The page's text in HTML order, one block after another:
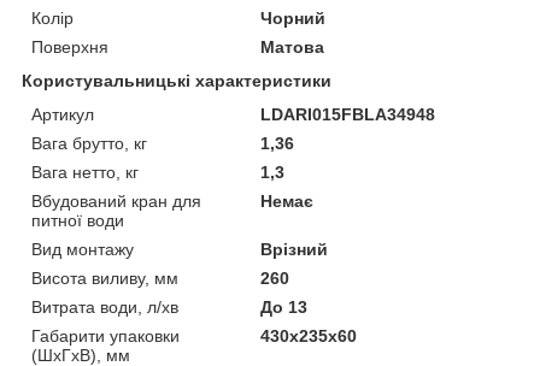
Колір
Чорний
Поверхня
Матова
Користувальницькі характеристики
Артикул
LDARI015FBLA34948
Вага брутто, кг
1,36
Вага нетто, кг
1,3
Вбудований кран для
питної води
Немає
Вид монтажу
Врізний
Висота виливу, мм
260
Витрата води, л/хв
До 13
Габарити упаковки
(ШхГхВ), мм
430х235х60